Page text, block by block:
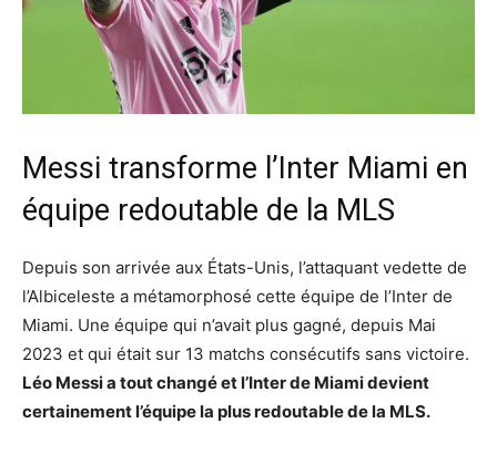
Messi transforme l’Inter Miami en
équipe redoutable de la MLS
Depuis son arrivée aux États-Unis, l’attaquant vedette de
l’Albiceleste a métamorphosé cette équipe de l’Inter de
Miami. Une équipe qui n’avait plus gagné, depuis Mai
2023 et qui était sur 13 matchs consécutifs sans victoire.
Léo Messi a tout changé et l’Inter de Miami devient
certainement l’équipe la plus redoutable de la MLS.